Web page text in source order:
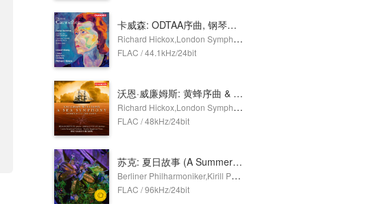
卡威森: ODTAA序曲, 钢琴协奏曲, 比肖普岩序曲 & 萨福克组曲
Richard Hickox,London Symphony Orchestra,Howard Shelley
FLAC / 44.1kHz/24bit
沃恩·威廉姆斯: 黄蜂序曲 & 海上交响曲
Richard Hickox,London Symphony Orchestra,Susan Gritton,Gerald Finley,London Symphony Chorus
FLAC / 48kHz/24bit
苏克: 夏日故事 (A Summer's Tale), Op. 29
Berliner Philharmoniker,Kirill Petrenko
FLAC / 96kHz/24bit